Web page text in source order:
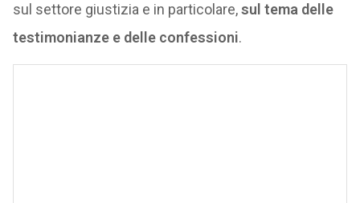
sul settore giustizia e in particolare,sul tema delle
testimonianze e delle confessioni.